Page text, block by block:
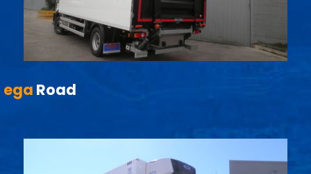
ega Road